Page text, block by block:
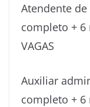
Atendente
completo + 6
VAGAS
Auxiliar
completo + 6